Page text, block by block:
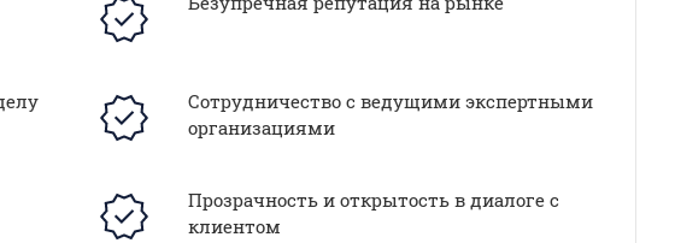
Сотрудничество с ведущими экспертными
организациями
Прозрачность и открытость в диалоге с
клиентом